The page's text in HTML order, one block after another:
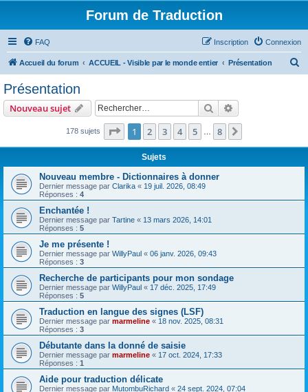
Forum de Traduction
FAQ Connexion
Inscription
Accueil du forum ACCUEIL - Visible par le monde entier Présentation
Présentation
Nouveau sujet Rechercher
178 sujets Page 1sur8
1 2 3 4 5 8
Sujets
Nouveau membre - Dictionnaires à donner
Dernier message par Clarika « 19 juil. 2026, 08:49
Réponses : 4
Enchantée !
Dernier message par Tartine « 13 mars 2026, 14:01
Réponses : 5
Je me présente !
Dernier message par WillyPaul « 06 janv. 2026, 09:43
Réponses : 3
Recherche de participants pour mon sondage
Dernier message par WillyPaul « 17 déc. 2025, 17:49
Réponses : 5
Traduction en langue des signes (LSF)
Dernier message par marmeline « 18 nov. 2025, 08:31
Réponses : 3
Débutante dans la donné de saisie
Dernier message par marmeline « 17 oct. 2024, 17:33
Réponses : 1
Aide pour traduction délicate
Dernier message par MutombuRichard « 24 sept. 2024, 07:04